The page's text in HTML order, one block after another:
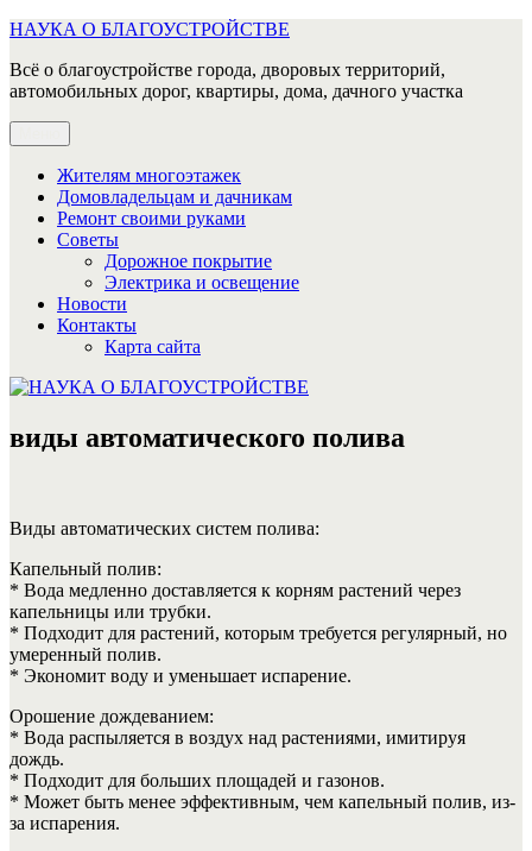
Перейти
содержимому
НАУКА О БЛАГОУСТРОЙСТВЕ
Всё о благоустройстве города, дворовых территорий,
автомобильных дорог, квартиры, дома, дачного участка
Жителям многоэтажек
Домовладельцам и дачникам
Ремонт своими руками
Советы
Дорожное покрытие
Электрика и освещение
Новости
Контакты
Карта сайта
виды автоматического полива
Виды автоматических систем полива:
Капельный полив:
* Вода медленно доставляется к корням растений через
капельницы или трубки.
* Подходит для растений, которым требуется регулярный, но
умеренный полив.
* Экономит воду и уменьшает испарение.
Орошение дождеванием:
* Вода распыляется в воздух над растениями, имитируя
дождь.
* Подходит для больших площадей и газонов.
* Может быть менее эффективным, чем капельный полив, из-
за испарения.